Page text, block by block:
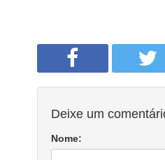
Deixe um
Nome: